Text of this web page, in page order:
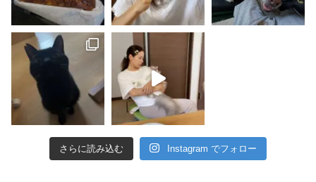
さらに読み込む Instagram でフォロー